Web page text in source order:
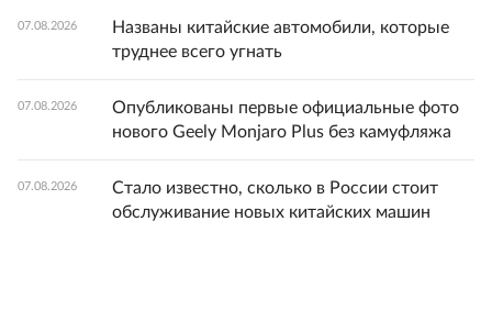
07.08.2026
Названы китайские автомобили, которые
труднее всего угнать
07.08.2026
Опубликованы первые официальные фото
нового Geely Monjaro Plus без камуфляжа
07.08.2026
Стало известно, сколько в России стоит
обслуживание новых китайских машин